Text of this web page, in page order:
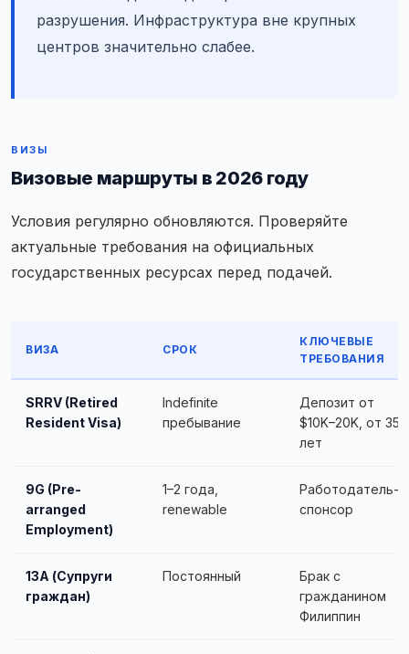
разрушения. Инфраструктура вне крупных
центров значительно слабее.
ВИЗЫ
Визовые маршруты в 2026 году
Условия регулярно обновляются. Проверяйте
актуальные требования на официальных
государственных ресурсах перед подачей.
ВИЗА СРОК
КЛЮЧЕВЫЕ
ТРЕБОВАНИЯ
SRRV (Retired
Resident Visa)
Indefinite
пребывание
Депозит от
$10K–20K, от 35
лет
9G (Pre-
arranged
Employment)
1–2 года,
renewable
Работодатель-
спонсор
13A (Супруги
граждан)
Постоянный
Брак с
гражданином
Филиппин